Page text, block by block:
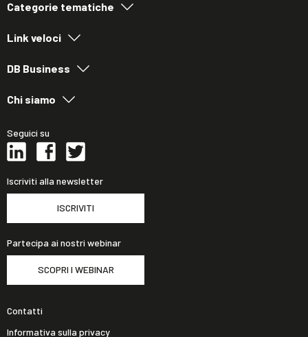
Categorie tematiche
Link veloci
DB Business
Chi siamo
Seguici su
Iscriviti alla newsletter
ISCRIVITI
Partecipa ai nostri webinar
SCOPRI I WEBINAR
Contatti
Informativa sulla privacy